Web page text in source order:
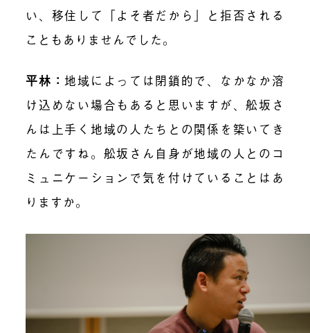
い、移住して「よそ者だから」と拒否される
こともありませんでした。
平林： 地域によっては閉鎖的で、なかなか溶
け込めない場合もあると思いますが、舩坂さ
んは上手く地域の人たちとの関係を築いてき
たんですね。舩坂さん自身が地域の人とのコ
ミュニケーションで気を付けていることはあ
りますか。